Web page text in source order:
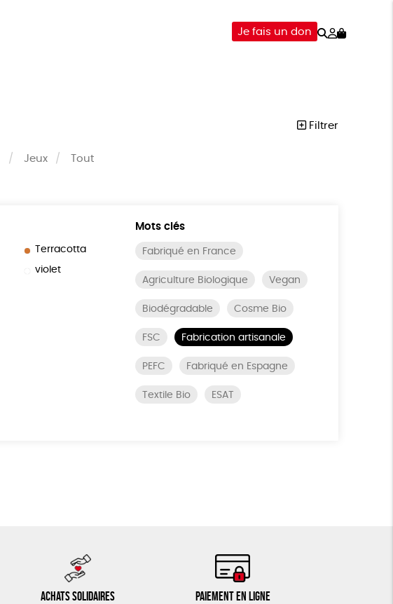
Je fais un don Rechercher
Mon
Filtrer
Jeux Tout
Terracotta
violet
Mots clés
Fabriqué en France
Agriculture Biologique Vegan
Biodégradable Cosme Bio
FSC Fabrication artisanale
PEFC Fabriqué en Espagne
Textile Bio ESAT
Achats solidaires
Paiement en ligne